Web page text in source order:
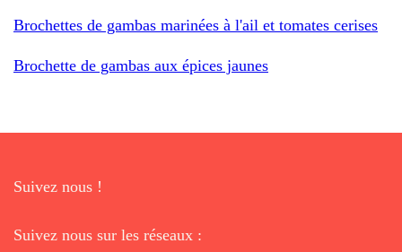
Brochettes de gambas marinées à l'ail et tomates cerises
Brochette de gambas aux épices jaunes
Suivez nous !
Suivez nous sur les réseaux :